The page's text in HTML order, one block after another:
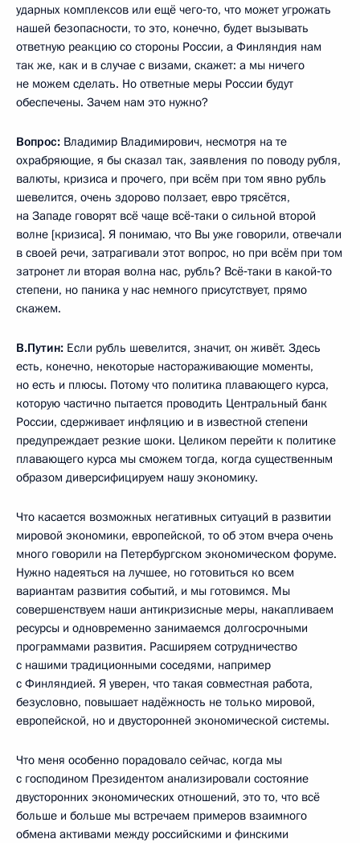
ударных комплексов или ещё чего‑то, что может угрожать
нашей безопасности, то это, конечно, будет вызывать
ответную реакцию со стороны России, а Финляндия нам
так же, как и в случае с визами, скажет: а мы ничего
не можем сделать. Но ответные меры России будут
обеспечены. Зачем нам это нужно?
Вопрос: Владимир Владимирович, несмотря на те
охрабряющие, я бы сказал так, заявления по поводу рубля,
валюты, кризиса и прочего, при всём при том явно рубль
шевелится, очень здорово ползает, евро трясётся,
на Западе говорят всё чаще всё‑таки о сильной второй
волне [кризиса]. Я понимаю, что Вы уже говорили, отвечали
в своей речи, затрагивали этот вопрос, но при всём при том
затронет ли вторая волна нас, рубль? Всё‑таки в какой‑то
степени, но паника у нас немного присутствует, прямо
скажем.
В.Путин: Если рубль шевелится, значит, он живёт. Здесь
есть, конечно, некоторые настораживающие моменты,
но есть и плюсы. Потому что политика плавающего курса,
которую частично пытается проводить Центральный банк
России, сдерживает инфляцию и в известной степени
предупреждает резкие шоки. Целиком перейти к политике
плавающего курса мы сможем тогда, когда существенным
образом диверсифицируем нашу экономику.
Что касается возможных негативных ситуаций в развитии
мировой экономики, европейской, то об этом вчера очень
много говорили на Петербургском экономическом форуме.
Нужно надеяться на лучшее, но готовиться ко всем
вариантам развития событий, и мы готовимся. Мы
совершенствуем наши антикризисные меры, накапливаем
ресурсы и одновременно занимаемся долгосрочными
программами развития. Расширяем сотрудничество
с нашими традиционными соседями, например
с Финляндией. Я уверен, что такая совместная работа,
безусловно, повышает надёжность не только мировой,
европейской, но и двусторонней экономической системы.
Что меня особенно порадовало сейчас, когда мы
с господином Президентом анализировали состояние
двусторонних экономических отношений, это то, что всё
больше и больше мы встречаем примеров взаимного
обмена активами между российскими и финскими